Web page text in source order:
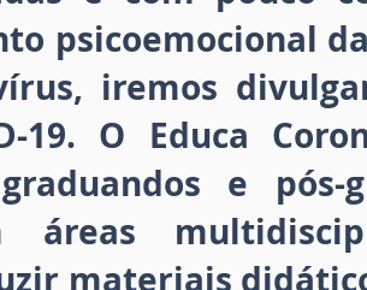
psicoemocional
iremos
19. O Educa
e
áreas
materiais